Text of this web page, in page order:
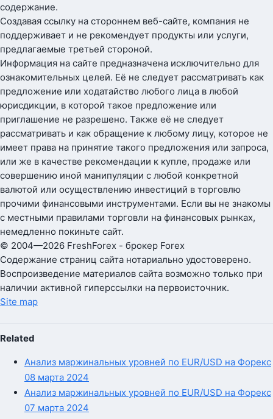
содержание.
Создавая ссылку на стороннем веб-сайте, компания не
поддерживает и не рекомендует продукты или услуги,
предлагаемые третьей стороной.
Информация на сайте предназначена исключительно для
ознакомительных целей. Её не следует рассматривать как
предложение или ходатайство любого лица в любой
юрисдикции, в которой такое предложение или
приглашение не разрешено. Также её не следует
рассматривать и как обращение к любому лицу, которое не
имеет права на принятие такого предложения или запроса,
или же в качестве рекомендации к купле, продаже или
совершению иной манипуляции с любой конкретной
валютой или осуществлению инвестиций в торговлю
прочими финансовыми инструментами. Если вы не знакомы
с местными правилами торговли на финансовых рынках,
немедленно покиньте сайт.
© 2004—2026 FreshForex - брокер Forex
Содержание страниц сайта нотариально удостоверено.
Воспроизведение материалов сайта возможно только при
наличии активной гиперссылки на первоисточник.
Site map
Related
Анализ маржинальных уровней по EUR/USD на Форекс
08 марта 2024
Анализ маржинальных уровней по EUR/USD на Форекс
07 марта 2024